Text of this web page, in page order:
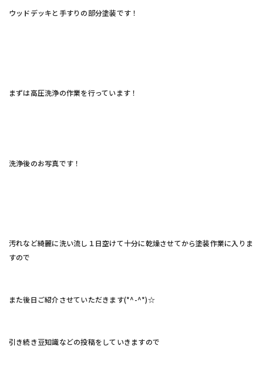
ウッドデッキと手すりの部分塗装です！
まずは高圧洗浄の作業を行っています！
洗浄後のお写真です！
汚れなど綺麗に洗い流し１日空けて十分に乾燥させてから塗装作業に入りま
すので
また後日ご紹介させていただきます(*^-^*)☆
引き続き豆知識などの投稿をしていきますので